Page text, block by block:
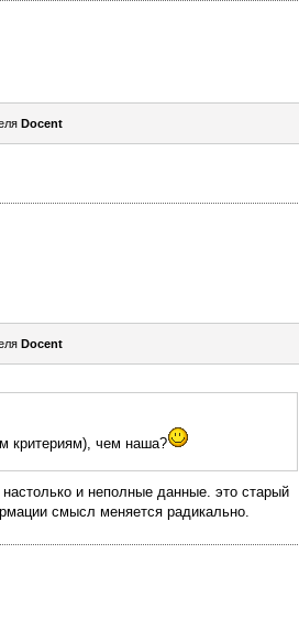
Docent
Docent
критериям), чем наша?
и неполные данные. это старый
смысл меняется радикально.